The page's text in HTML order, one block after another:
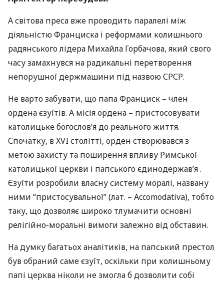
А світова преса вже проводить паралелі між
діяльністю Франциска і реформами колишнього
радянського лідера Михайла Горбачова, який свого
часу замахнувся на радикальні перетворення
непорушної держмашини під назвоюСРСР.
Не варто забувати, що папа Франциск – член
ордена єзуїтів. А місія ордена – пристосовувати
католицьке богослов’я до реального життя.
Спочатку, вXVI столітті, орден створювався з
метою захисту та поширення впливу Римської
католицької церкви і папського єдинодержав’я .
Єзуїти розробили власну систему моралі, названу
ними “пристосувальної” (лат. – Accomodativa), тобто
таку, що дозволяє широко тлумачити основні
релігійно-моральні вимоги залежно від обставин.
На думку багатьох аналітиків, на папський престол
був обраний саме єзуїт, оскільки при колишньому
папі церква ніколи не змогла б дозволити собі